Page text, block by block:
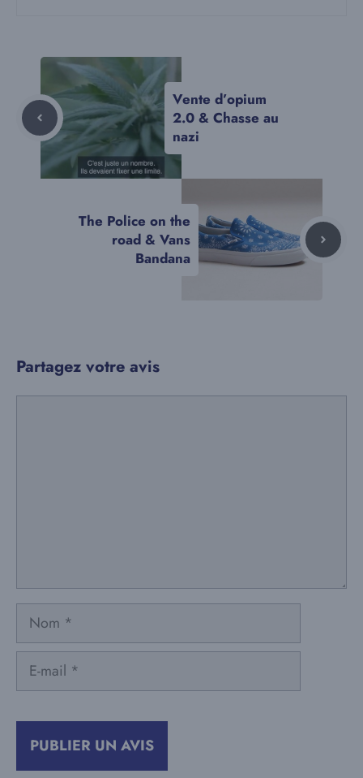
Vente d’opium
2.0 & Chasse au
nazi
The Police on the
road & Vans
Bandana
Partagez votre avis
Nom
mail